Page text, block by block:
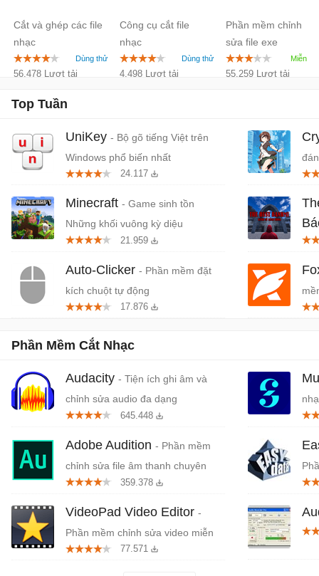
Cắt và ghép các file
nhạc
56.478 Lượt tải
Công cụ cắt file
nhạc
4.498 Lượt tải
Phần mềm chỉnh
sửa file exe
55.259 Lượt tải
Top Tuần
UniKey - Bộ gõ tiếng Việt trên
Windows phổ biến nhất
24.117
Minecraft - Game sinh tồn
Những khối vuông kỳ diệu
21.959
Auto-Clicker - Phần mềm đặt
kích chuột tự động
17.876
Phần Mềm Cắt Nhạc
Audacity - Tiện ích ghi âm và
chỉnh sửa audio đa dạng
645.448
Adobe Audition - Phần mềm
chỉnh sửa file âm thanh chuyên
nghiệp
359.378
VideoPad Video Editor -
Phần mềm chỉnh sửa video miễn
phí
77.571